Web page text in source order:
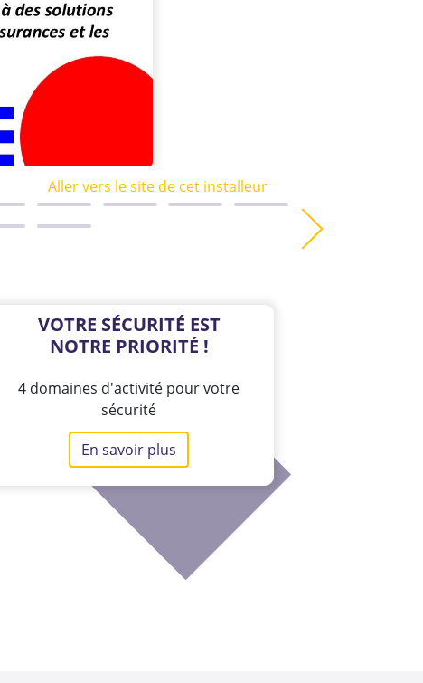
Aller vers le site de cet installeur
VOTRE SÉCURITÉ EST
NOTRE PRIORITÉ !
4 domaines d'activité pour votre
sécurité
En savoir plus